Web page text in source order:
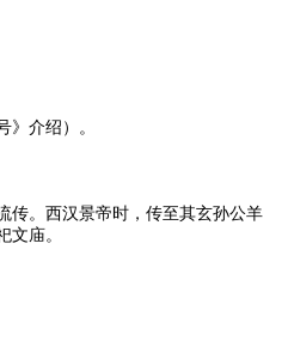
介绍）。
传。西汉景帝时，传至其玄孙公羊
庙。